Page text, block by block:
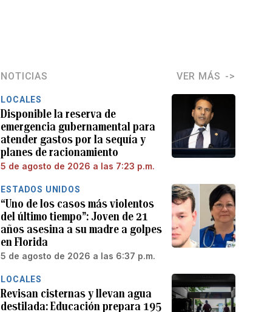
NOTICIAS VER MÁS
LOCALES
Disponible la reserva de
emergencia gubernamental para
atender gastos por la sequía y
planes de racionamiento
5 de agosto de 2026 a las 7:23 p.m.
ESTADOS UNIDOS
“Uno de los casos más violentos
del último tiempo”: Joven de 21
años asesina a su madre a golpes
en Florida
5 de agosto de 2026 a las 6:37 p.m.
LOCALES
Revisan cisternas y llevan agua
destilada: Educación prepara 195